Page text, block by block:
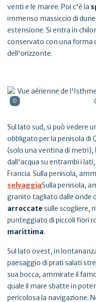
venti e le maree. Poi c'è la
immenso massiccio di dune
estensione. Si entra in
conservato con una forma
dell'orizzonte.
Sul lato sud, si può vedere
obbligato per la penisola di
(solo una ventina di metri),
dall'acqua su entrambi i
Francia. Sulla penisola,
selvaggiaSulla penisola,
granito tagliato dalle onde
arroccate sulle scogliere,
punteggiato di piccoli fiori
marittima.
Sul lato ovest, in
paesaggio di prati salati
sua bocca, ammirate il
quale il mare sbatte in
pericolosa la navigazione.